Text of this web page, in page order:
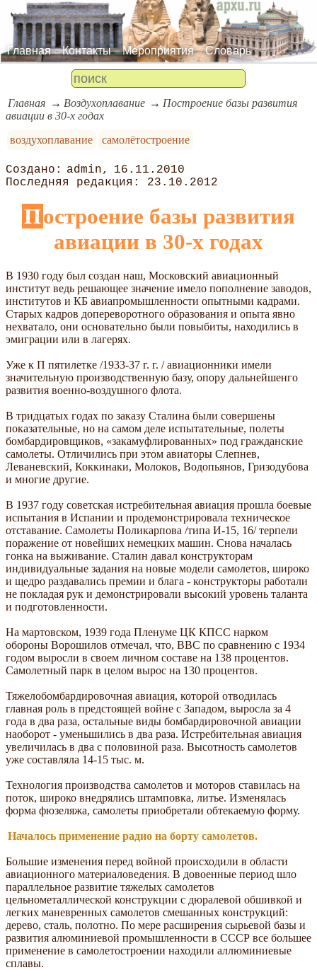
Главная Контакты Мероприятия Словарь
Главная Воздухоплавание
Построение базы развития
авиации в 30-х годах
воздухоплавание
самолётостроение
admin
16.11.2010
23.10.2012
Построение базы развития
авиации в 30-х годах
В 1930 году был создан наш, Московский авиационный
институт ведь решающее значение имело пополнение заводов,
институтов и КБ авиапромышленности опытными кадрами.
Старых кадров допереворотного образования и опыта явно
нехватало, они основательно были повыбиты, находились в
эмиграции или в лагерях.
Уже к П пятилетке /1933-37 г. г. / авиационники имели
значительную производственную базу, опору дальнейшенго
развития военно-воздушного флота.
В тридцатых годах по заказу Сталина были совершены
показательные, но на самом деле испытательные, полеты
бомбардировщиков, «закамуфлированных» под гражданские
самолеты. Отличились при этом авиаторы Слепнев,
Леваневский, Коккинаки, Молоков, Водопьянов, Гризодубова
и многие другие.
В 1937 году советская истребительная авиация прошла боевые
испытания в Испании и продемонстрировала техническое
отставание. Самолеты Поликарпова /типа И-15, 16/ терпели
поражение от новейших немецких машин. Снова началась
гонка на выживание. Сталин давал конструкторам
индивидуальные задания на новые модели самолетов, широко
и щедро раздавались премии и блага - конструкторы работали
не покладая рук и демонстрировали высокий уровень таланта
и подготовленности.
На мартовском, 1939 года Пленуме ЦК КПСС нарком
обороны Ворошилов отмечал, что, ВВС по сравнению с 1934
годом выросли в своем личном составе на 138 процентов.
Самолетный парк в целом вырос на 130 процентов.
Тяжелобомбардировочная авиация, которой отводилась
главная роль в предстоящей войне с Западом, выросла за 4
года в два раза, остальные виды бомбардировочной авиации
наоборот - уменьшились в два раза. Истребительная авиация
увеличилась в два с половиной раза. Высотность самолетов
уже составляла 14-15 тыс. м.
Технология производства самолетов и моторов ставилась на
поток, широко внедрялись штамповка, литье. Изменялась
форма фюзеляжа, самолеты приобретали обтекаемую форму.
Началось применение радио на борту самолетов.
Большие изменения перед войной происходили в области
авиационного материаловедения. В довоенные период шло
параллельное развитие тяжелых самолетов
цельнометаллической конструкции с дюралевой обшивкой и
легких маневренных самолетов смешанных конструкций:
дерево, сталь, полотно. По мере расширения сырьевой базы и
развития алюминиевой промышленности в СССР все большее
применение в самолетостроении находили аллюминиевые
сплавы.